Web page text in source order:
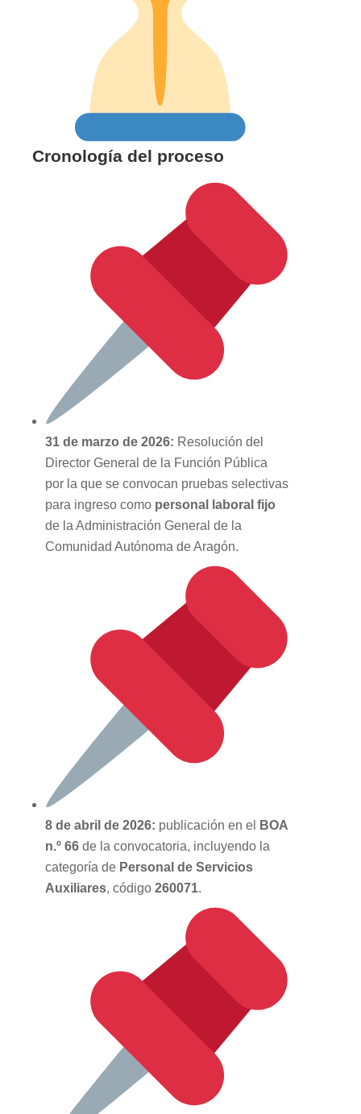
Cronología del proceso
31 de marzo de 2026: Resolución del
Director General de la Función Pública
por la que se convocan pruebas selectivas
para ingreso como personal laboral fijo
de la Administración General de la
Comunidad Autónoma de Aragón.
8 de abril de 2026: publicación en el
BOA
n.º 66de la convocatoria, incluyendo la
categoría de Personal de Servicios
Auxiliares, código 260071.